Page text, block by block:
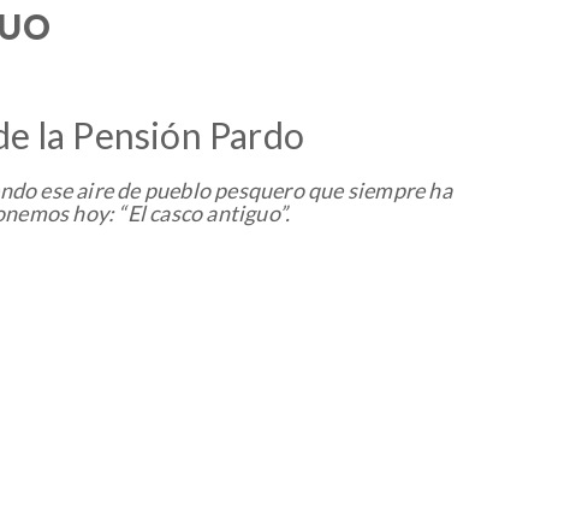
la Pensión Pardo
ese aire de pueblo pesquero que siempre ha
hoy: “El casco antiguo”.